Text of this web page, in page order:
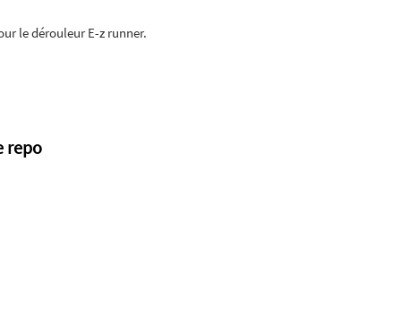
le dérouleur E-z runner.
repo